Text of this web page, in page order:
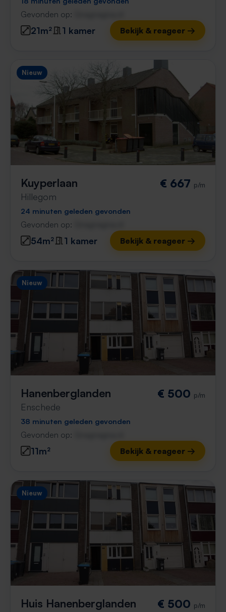
Gevonden op:
21m² 1 kamer Bekijk & reageer →
Nieuw
Kuyperlaan
Hillegom
€ 667 p/m
24 minuten geleden gevonden
Gevonden op:
54m² 1 kamer Bekijk & reageer →
Nieuw
Hanenberglanden
Enschede
€ 500 p/m
38 minuten geleden gevonden
Gevonden op:
11m² Bekijk & reageer →
Nieuw
Huis Hanenberglanden € 500 p/m